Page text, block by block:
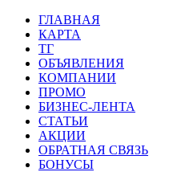
ГЛАВНАЯ
КАРТА
ТГ
ОБЪЯВЛЕНИЯ
КОМПАНИИ
ПРОМО
БИЗНЕС-ЛЕНТА
СТАТЬИ
АКЦИИ
ОБРАТНАЯ СВЯЗЬ
БОНУСЫ